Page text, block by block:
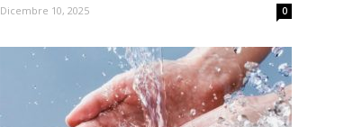
Dicembre 10, 2025 0